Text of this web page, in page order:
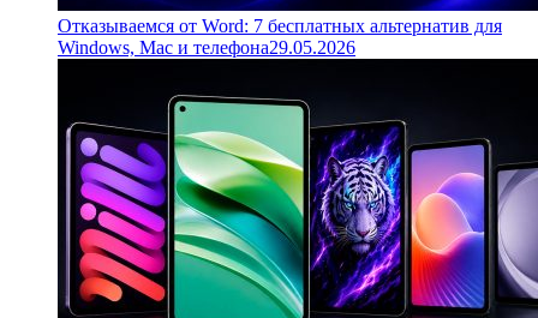
Отказываемся от Word: 7 бесплатных альтернатив для
Windows, Mac и телефона29.05.2026